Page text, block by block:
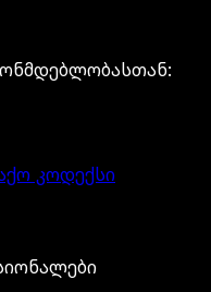
:
კოდექსი